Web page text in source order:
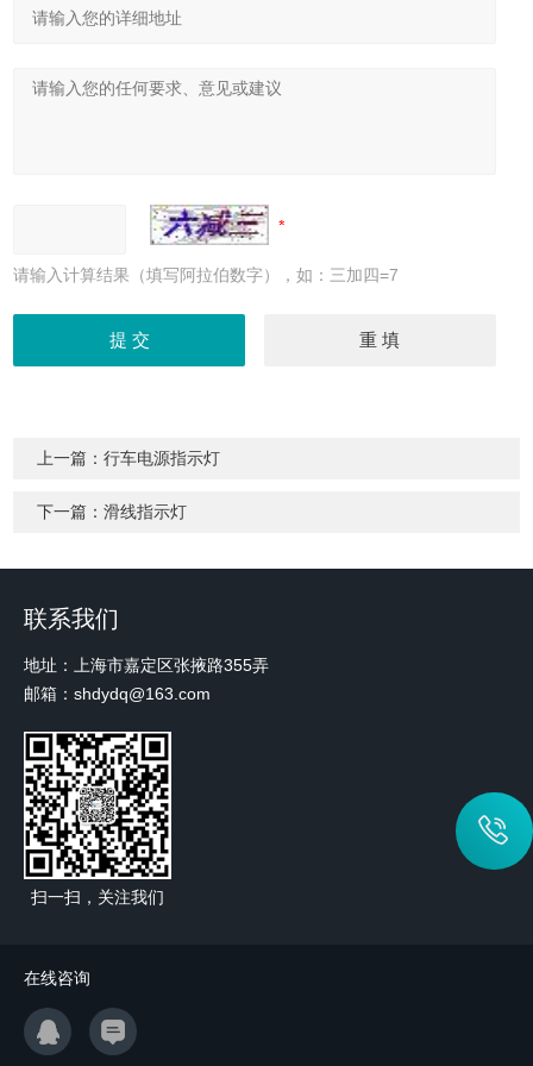
请输入计算结果（填写阿拉伯数字），如：三加四=7
上一篇：行车电源指示灯
下一篇：滑线指示灯
联系我们
地址：上海市嘉定区张掖路355弄
邮箱：shdydq@163.com
扫一扫，关注我们
在线咨询